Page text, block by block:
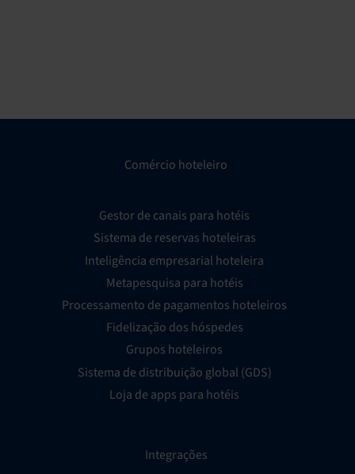
Comércio hoteleiro
Gestor de canais para hotéis
Sistema de reservas hoteleiras
Inteligência empresarial hoteleira
Metapesquisa para hotéis
Processamento de pagamentos hoteleiros
Fidelização dos hóspedes
Grupos hoteleiros
Sistema de distribuição global (GDS)
Loja de apps para hotéis
Integrações